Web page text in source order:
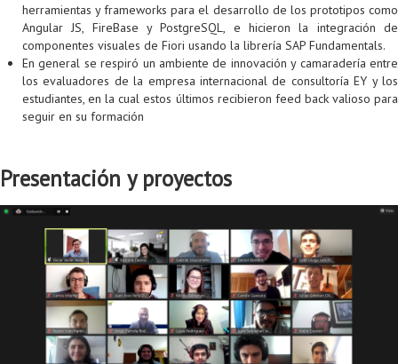
herramientas y frameworks para el desarrollo de los prototipos como
Angular JS, FireBase y PostgreSQL, e hicieron la integración de
componentes visuales de Fiori usando la librería SAP Fundamentals.
En general se respiró un ambiente de innovación y camaradería entre
los evaluadores de la empresa internacional de consultoría EY y los
estudiantes, en la cual estos últimos recibieron feed back valioso para
seguir en su formación
Presentación y proyectos